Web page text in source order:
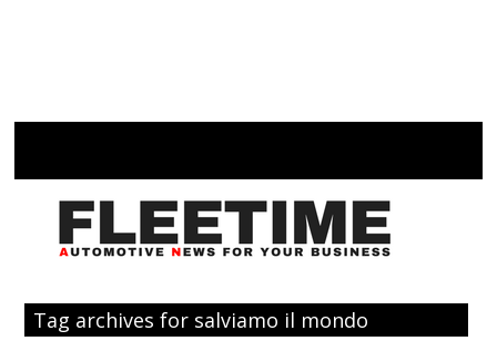
Tag archives for salviamo il mondo